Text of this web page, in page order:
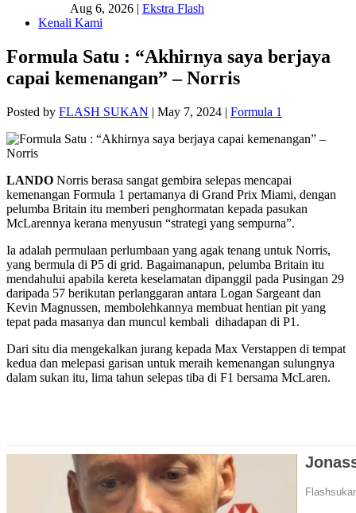
Aug 6, 2026 | Ekstra Flash
Kenali Kami
Formula Satu : “Akhirnya saya berjaya
capai kemenangan” – Norris
Posted by FLASH SUKAN | May 7, 2024 | Formula 1
LANDO Norris berasa sangat gembira selepas mencapai
kemenangan Formula 1 pertamanya di Grand Prix Miami, dengan
pelumba Britain itu memberi penghormatan kepada pasukan
McLarennya kerana menyusun “strategi yang sempurna”.
Ia adalah permulaan perlumbaan yang agak tenang untuk Norris,
yang bermula di P5 di grid. Bagaimanapun, pelumba Britain itu
mendahului apabila kereta keselamatan dipanggil pada Pusingan 29
daripada 57 berikutan perlanggaran antara Logan Sargeant dan
Kevin Magnussen, membolehkannya membuat hentian pit yang
tepat pada masanya dan muncul kembali dihadapan di P1.
Dari situ dia mengekalkan jurang kepada Max Verstappen di tempat
kedua dan melepasi garisan untuk meraih kemenangan sulungnya
dalam sukan itu, lima tahun selepas tiba di F1 bersama McLaren.